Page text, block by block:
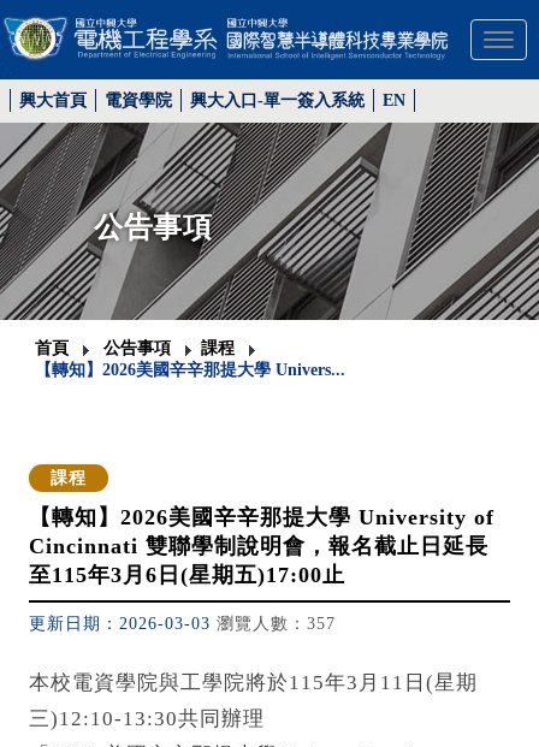
興大首頁 電資學院 興大入口-單一簽入系統 EN
公告事項